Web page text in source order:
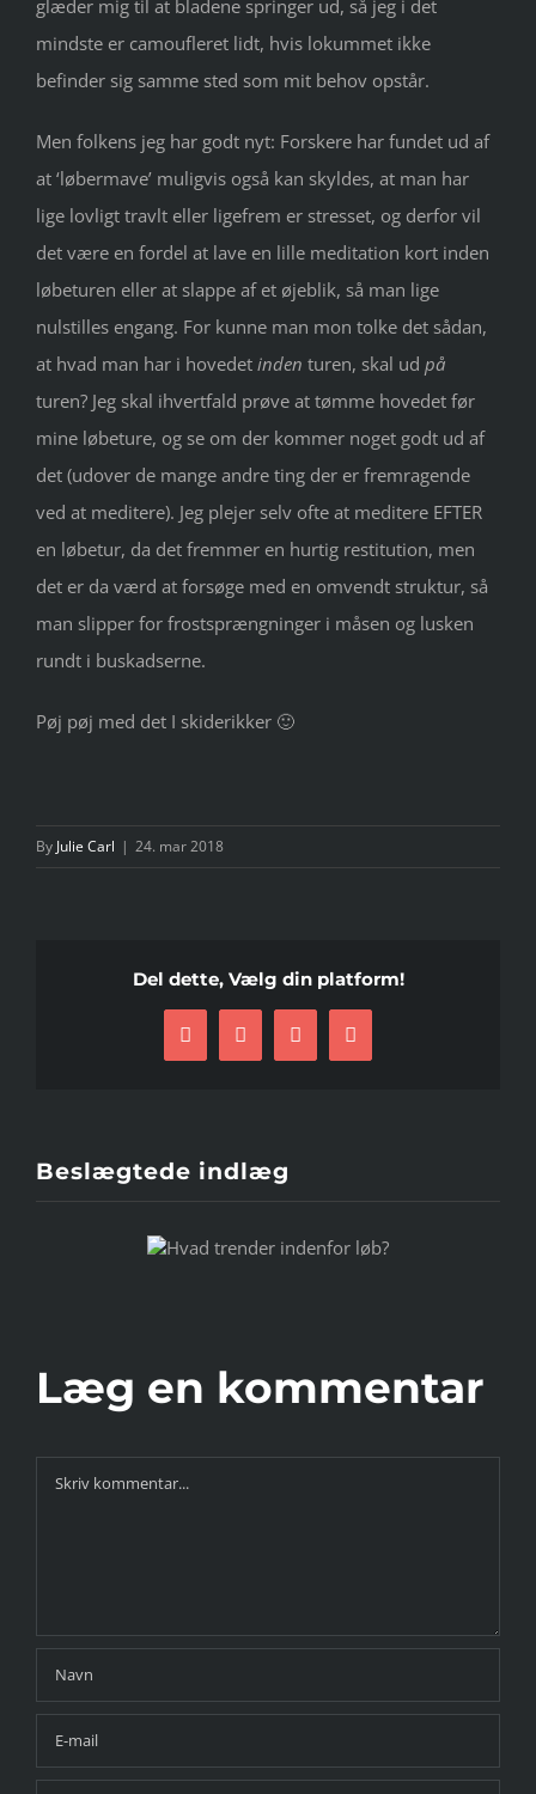
glæder mig til at bladene springer ud, så jeg i det
mindste er camoufleret lidt, hvis lokummet ikke
befinder sig samme sted som mit behov opstår.
Men folkens jeg har godt nyt: Forskere har fundet ud af
at ‘løbermave’ muligvis også kan skyldes, at man har
lige lovligt travlt eller ligefrem er stresset, og derfor vil
det være en fordel at lave en lille meditation kort inden
løbeturen eller at slappe af et øjeblik, så man lige
nulstilles engang. For kunne man mon tolke det sådan,
at hvad man har i hovedet inden turen, skal ud på
turen? Jeg skal ihvertfald prøve at tømme hovedet før
mine løbeture, og se om der kommer noget godt ud af
det (udover de mange andre ting der er fremragende
ved at meditere). Jeg plejer selv ofte at meditere EFTER
en løbetur, da det fremmer en hurtig restitution, men
det er da værd at forsøge med en omvendt struktur, så
man slipper for frostsprængninger i måsen og lusken
rundt i buskadserne.
Pøj pøj med det I skiderikker 🙂
By Julie Carl | 24. mar 2018
Del dette, Vælg din platform!
FacebookTwitterLinkedIn
E-
mail
Beslægtede indlæg
Læg en kommentar
Comment